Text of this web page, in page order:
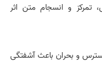
و انسجام متن اثر
و بحران باعث آشفتگی